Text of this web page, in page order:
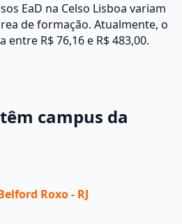
EaD na Celso Lisboa variam
de formação. Atualmente, o
R$ 76,16 e R$ 483,00.
campus da
Roxo - RJ